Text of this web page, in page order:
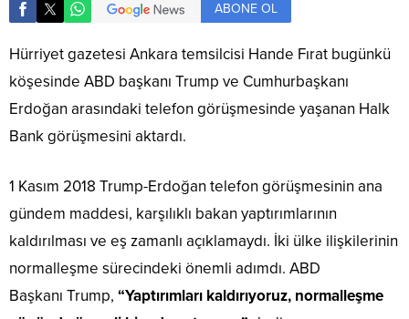
ABONE OL
Hürriyet gazetesi Ankara temsilcisi Hande Fırat bugünkü
köşesinde ABD başkanı Trump ve Cumhurbaşkanı
Erdoğan arasındaki telefon görüşmesinde yaşanan Halk
Bank görüşmesini aktardı.
1 Kasım 2018 Trump-Erdoğan telefon görüşmesinin ana
gündem maddesi, karşılıklı bakan yaptırımlarının
kaldırılması ve eş zamanlı açıklamaydı. İki ülke ilişkilerinin
normalleşme sürecindeki önemli adımdı. ABD
Başkanı Trump, “Yaptırımları kaldırıyoruz, normalleşme